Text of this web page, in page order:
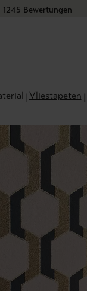
1245 Bewertungen
Vliestapeten